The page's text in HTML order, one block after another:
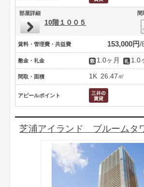
部屋詳細
10階１００５
賃料・管理費・共益費 153,000円
敷金・礼金 1.0ヶ月 1.0
間取・面積 1K 26.47㎡
アピールポイント
芝浦アイランド ブルームタ